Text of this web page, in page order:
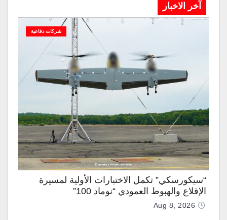
آخر الاخبار
شركات دفاعية
“سيكورسكي” تكمل الاختبارات الأولية لمسيرة
الإقلاع والهبوط العمودي “نوماد 100”
Aug 8, 2026